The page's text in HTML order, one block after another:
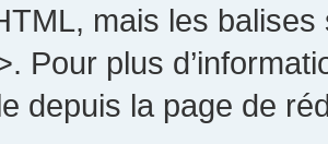
mais les
Pour plus
depuis la page de